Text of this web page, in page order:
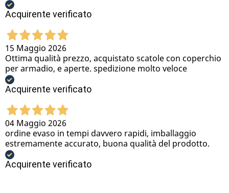
Acquirente verificato
15 Maggio 2026
Ottima qualità prezzo, acquistato scatole con coperchio
per armadio, e aperte. spedizione molto veloce
Acquirente verificato
04 Maggio 2026
ordine evaso in tempi davvero rapidi, imballaggio
estremamente accurato, buona qualità del prodotto.
Acquirente verificato